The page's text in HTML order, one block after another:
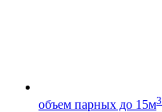
объем парных до 15м3